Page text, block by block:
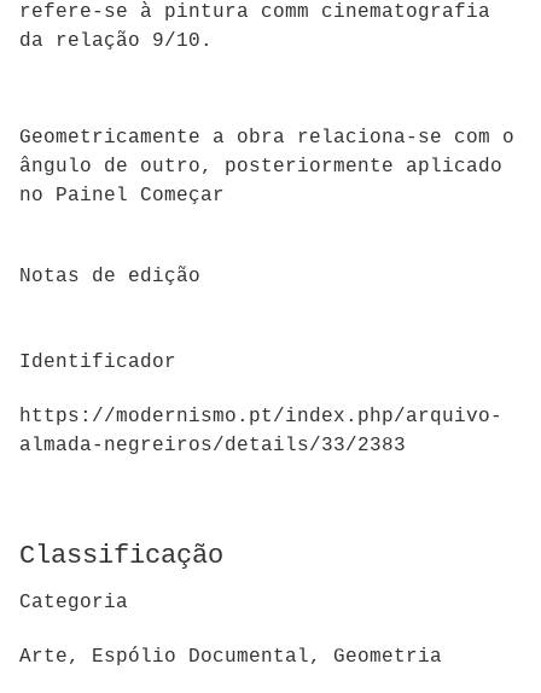
refere-se à pintura comm cinematografia
da relação 9/10.
Geometricamente a obra relaciona-se com o
ângulo de outro, posteriormente aplicado
no Painel Começar
Notas de edição
Identificador
https://modernismo.pt/index.php/arquivo-
almada-negreiros/details/33/2383
Classificação
Categoria
Arte, Espólio Documental, Geometria